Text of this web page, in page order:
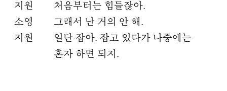
지원
처음부터는 힘들잖아.
소영
그래서 난 거의 안 해.
지원
일단 잡아. 잡고 있다가 나중에는
혼자 하면 되지.